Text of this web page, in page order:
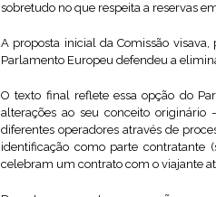
sobretudo no que respeita a reservas
A proposta inicial da Comissão visava,
Parlamento Europeu defendeu a
O texto final reflete essa opção do
alterações ao seu conceito
diferentes operadores através de
identificação como parte contratante
celebram um contrato com o viajante